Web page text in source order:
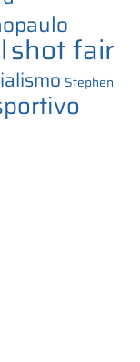
shot fair
Stephen